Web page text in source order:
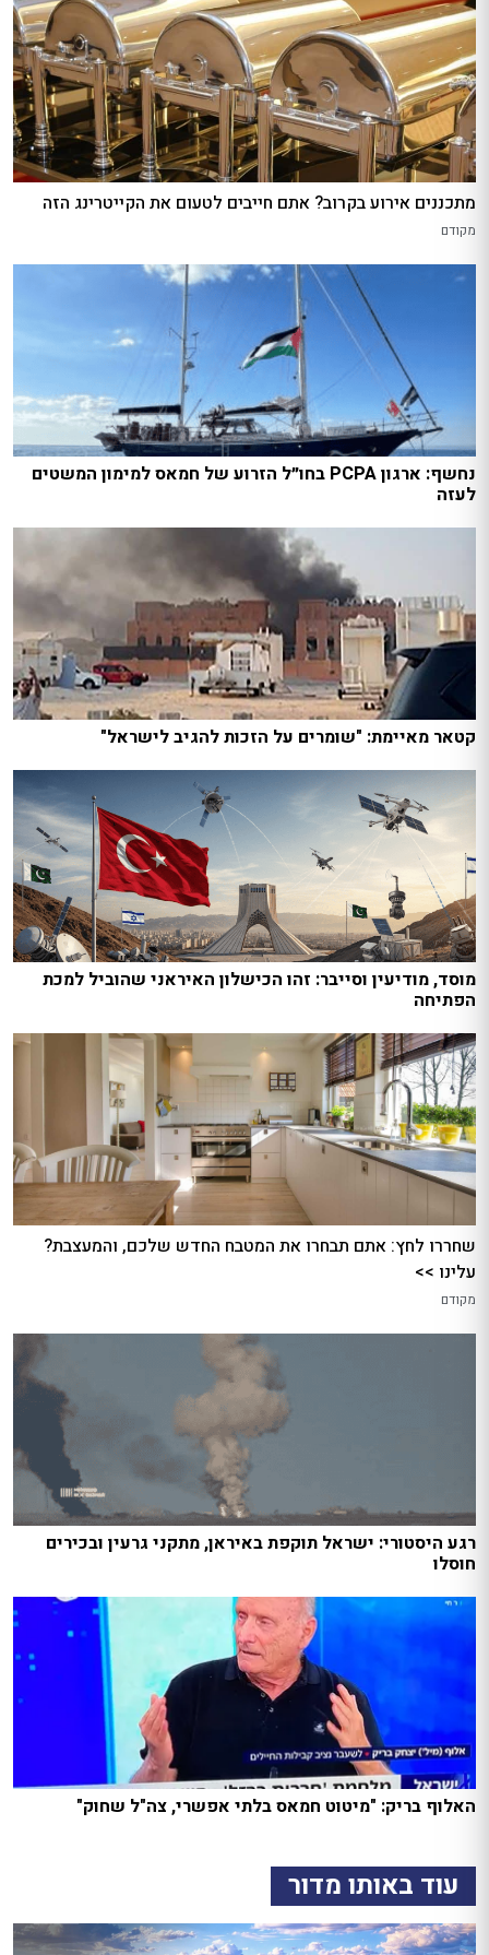
מתכננים אירוע בקרוב? אתם חייבים לטעום את הקייטרינג הזה
מקודם
נחשף: ארגון PCPA בחו״ל הזרוע של חמאס למימון המשטים
לעזה
קטאר מאיימת: "שומרים על הזכות להגיב לישראל"
מוסד, מודיעין וסייבר: זהו הכישלון האיראני שהוביל למכת
הפתיחה
שחררו לחץ: אתם תבחרו את המטבח החדש שלכם, והמעצבת?
עלינו >>
מקודם
רגע היסטורי: ישראל תוקפת באיראן, מתקני גרעין ובכירים
חוסלו
האלוף בריק: "מיטוט חמאס בלתי אפשרי, צה"ל שחוק"
עוד באותו מדור